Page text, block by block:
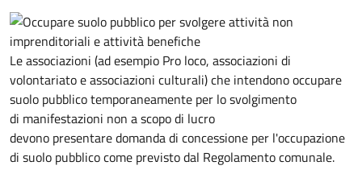
Le associazioni (ad esempio Pro loco, associazioni di
volontariato e associazioni culturali) che intendono occupare
suolo pubblico temporaneamente per lo svolgimento
di manifestazioni non a scopo di lucro
devono presentare domanda di concessione per l'occupazione
di suolo pubblico come previsto dal Regolamento comunale.